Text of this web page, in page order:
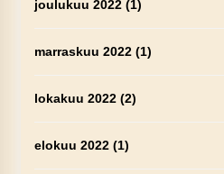
joulukuu 2022(1)
marraskuu 2022(1)
lokakuu 2022(2)
elokuu 2022(1)